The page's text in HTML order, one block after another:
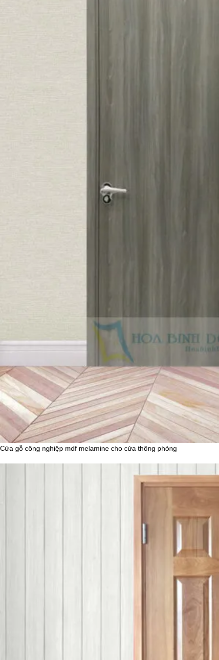
Cửa gỗ công nghiệp mdf melamine cho cửa thông phòng